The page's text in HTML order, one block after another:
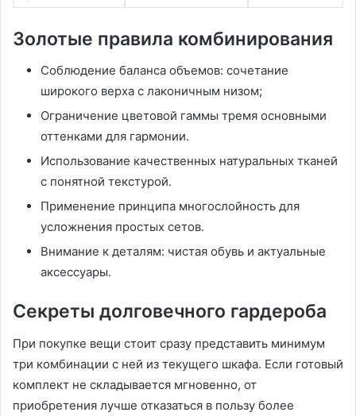
Золотые правила комбинирования
Соблюдение баланса объемов: сочетание
широкого верха с лаконичным низом;
Ограничение цветовой гаммы тремя основными
оттенками для гармонии.
Использование качественных натуральных тканей
с понятной текстурой.
Применение принципа многослойность для
усложнения простых сетов.
Внимание к деталям: чистая обувь и актуальные
аксессуары.
Секреты долговечного гардероба
При покупке вещи стоит сразу представить минимум
три комбинации с ней из текущего шкафа. Если готовый
комплект не складывается мгновенно, от
приобретения лучше отказаться в пользу более